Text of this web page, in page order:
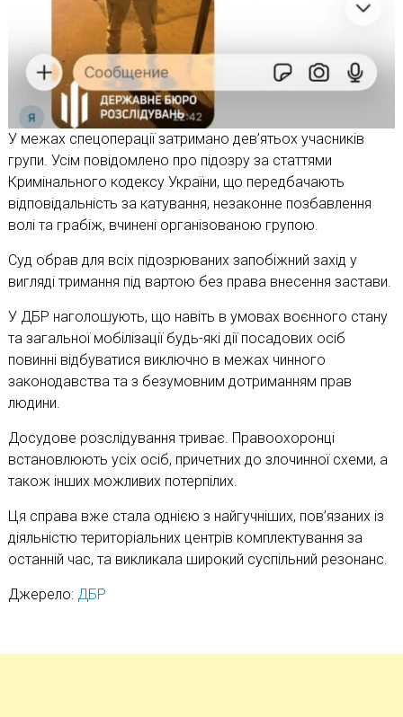
У межах спецоперації затримано дев’ятьох учасників
групи. Усім повідомлено про підозру за статтями
Кримінального кодексу України, що передбачають
відповідальність за катування, незаконне позбавлення
волі та грабіж, вчинені організованою групою.
Суд обрав для всіх підозрюваних запобіжний захід у
вигляді тримання під вартою без права внесення застави.
У ДБР наголошують, що навіть в умовах воєнного стану
та загальної мобілізації будь-які дії посадових осіб
повинні відбуватися виключно в межах чинного
законодавства та з безумовним дотриманням прав
людини.
Досудове розслідування триває. Правоохоронці
встановлюють усіх осіб, причетних до злочинної схеми, а
також інших можливих потерпілих.
Ця справа вже стала однією з найгучніших, пов’язаних із
діяльністю територіальних центрів комплектування за
останній час, та викликала широкий суспільний резонанс.
Джерело: ДБР